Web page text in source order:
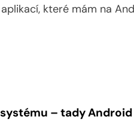
které mám na
– tady Android